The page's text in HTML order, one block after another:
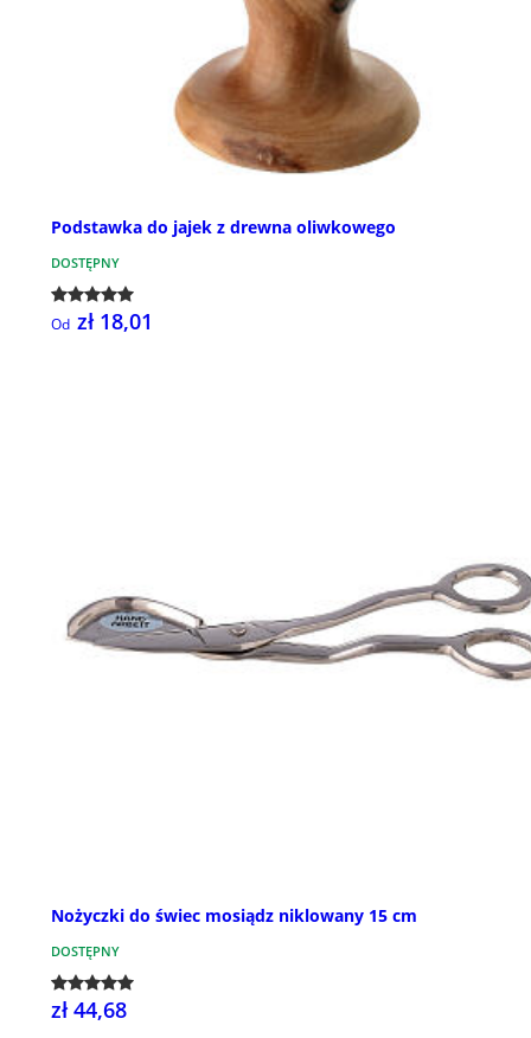
Podstawka do jajek z drewna oliwkowego
DOSTĘPNY
Od zł 18,01
Nożyczki do świec mosiądz niklowany 15 cm
DOSTĘPNY
zł 44,68